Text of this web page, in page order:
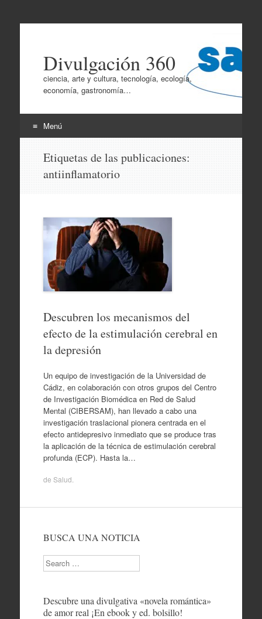
Divulgación 360
ciencia, arte y cultura, tecnología, ecología,
economía, gastronomía…
Menú
contenido
Etiquetas de las publicaciones:
antiinflamatorio
Descubren los mecanismos del
efecto de la estimulación cerebral en
la depresión
Un equipo de investigación de la Universidad de
Cádiz, en colaboración con otros grupos del Centro
de Investigación Biomédica en Red de Salud
Mental (CIBERSAM), han llevado a cabo una
investigación traslacional pionera centrada en el
efecto antidepresivo inmediato que se produce tras
la aplicación de la técnica de estimulación cerebral
profunda (ECP). Hasta la…
de Salud
BUSCA UNA NOTICIA
Search
Descubre una divulgativa «novela romántica»
de amor real ¡En ebook y ed. bolsillo!